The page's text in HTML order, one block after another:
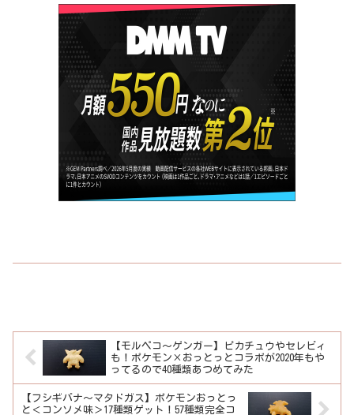
【モルペコ～ゲンガー】ピカチュウやセレビィ
も！ポケモン×おっとっとコラボが2020年もや
ってるので40種類あつめてみた
【フシギバナ～マタドガス】ポケモンおっとっ
と＜コンソメ味＞17種類ゲット！57種類完全コ